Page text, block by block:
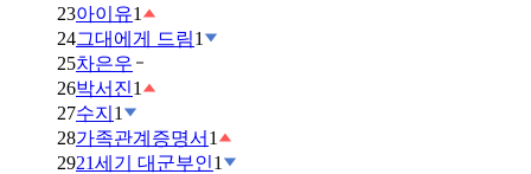
23아이유1
24그대에게 드림1
25차은우
26박서진1
27수지 1
28가족관계증명서 1
2921세기 대군부인1